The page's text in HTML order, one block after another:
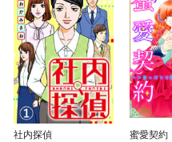
社内探偵
蜜愛契約